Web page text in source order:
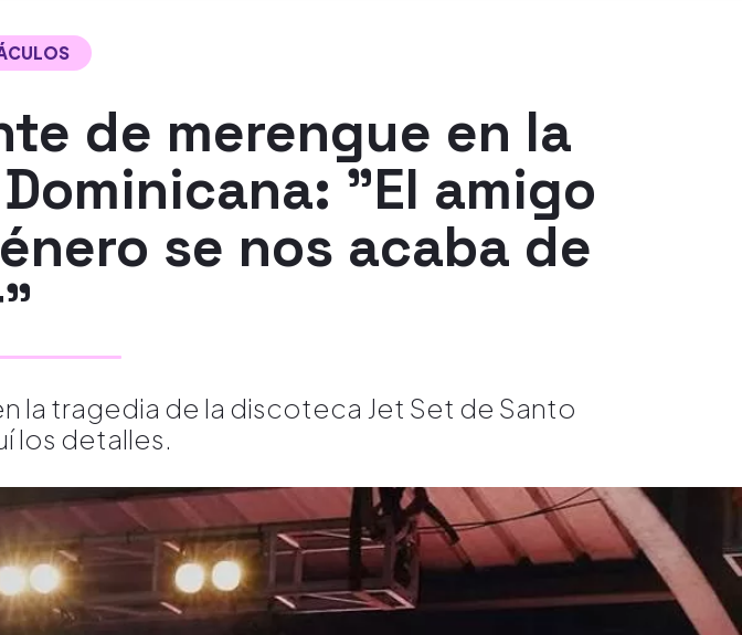
de merengue en la
"El amigo
se nos acaba de
la tragedia de la discoteca Jet Set de Santo
los detalles.